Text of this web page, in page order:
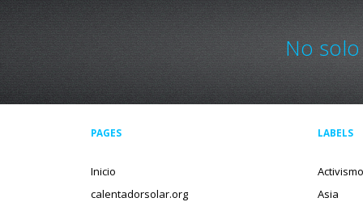
No
PAGES
Inicio
calentadorsolar.org
LABELS
Asia